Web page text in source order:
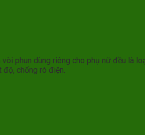
phun dùng riêng cho phụ nữ đều là
chống rò điện.